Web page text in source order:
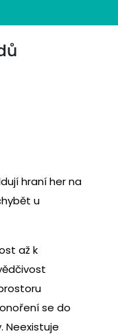
hraní her na
u
až k
se do
Neexistuje